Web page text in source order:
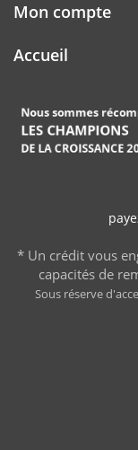
Mon compte
Accueil
* Un crédit vous
capacités de
Sous réserve